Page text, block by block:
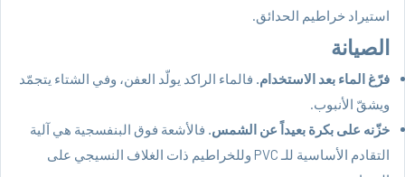
استيراد خراطيم الحدائق.
الصيانة
فرّغ الماء بعد الاستخدام. فالماء الراكد يولّد العفن، وفي الشتاء يتجمّد
ويشقّ الأنبوب.
خزّنه على بكرة بعيداً عن الشمس. فالأشعة فوق البنفسجية هي آلية
التقادم الأساسية للـ PVC وللخراطيم ذات الغلاف النسيجي على